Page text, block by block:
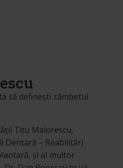
să definești zâmbetul
Titu Maiorescu,
Dentară – Reabilitări
și al multor